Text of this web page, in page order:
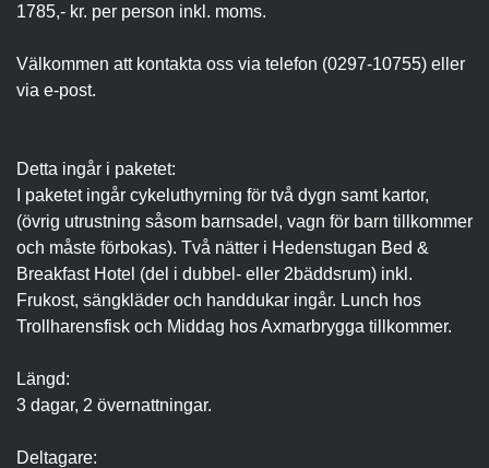
1785,- kr. per person inkl. moms.
Välkommen att kontakta oss via telefon (0297-10755) eller
via e-post.
Detta ingår i paketet:
I paketet ingår cykeluthyrning för två dygn samt kartor,
(övrig utrustning såsom barnsadel, vagn för barn tillkommer
och måste förbokas). Två nätter i Hedenstugan Bed &
Breakfast Hotel (del i dubbel- eller 2bäddsrum) inkl.
Frukost, sängkläder och handdukar ingår. Lunch hos
Trollharensfisk och Middag hos Axmarbrygga tillkommer.
Längd:
3 dagar, 2 övernattningar.
Deltagare: